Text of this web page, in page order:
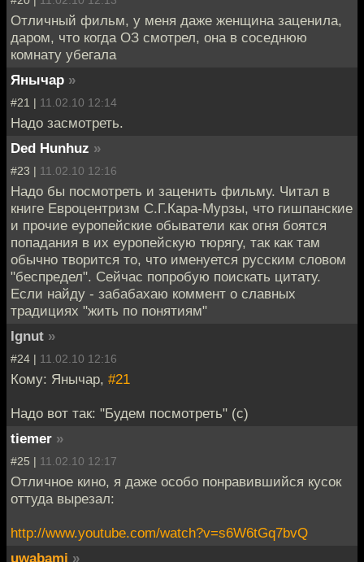
Отличный фильм, у меня даже женщина заценила,
даром, что когда ОЗ смотрел, она в соседнюю
комнату убегала
Янычар »
#21 | 11.02.10 12:14
Надо засмотреть.
Ded Hunhuz »
#23 | 11.02.10 12:16
Надо бы посмотреть и заценить фильму. Читал в
книге Евроцентризм С.Г.Кара-Мурзы, что гишпанские
и прочие еуропейские обыватели как огня боятся
попадания в их еуропейскую тюрягу, так как там
обычно творится то, что именуется русским словом
"беспредел". Сейчас попробую поискать цитату.
Если найду - забабахаю коммент о славных
традициях "жить по понятиям"
Ignut »
#24 | 11.02.10 12:16
Кому: Янычар, #21
Надо вот так: "Будем посмотреть" (с)
tiemer »
#25 | 11.02.10 12:17
Отличное кино, я даже особо понравившийся кусок
оттуда вырезал:
http://www.youtube.com/watch?v=s6W6tGq7bvQ
uwabami »